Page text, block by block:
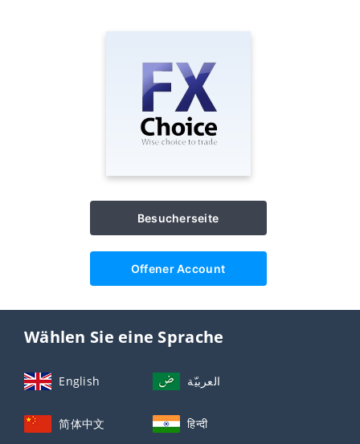
Besucherseite
Offener Account
Wählen Sie eine Sprache
English العربيّة
简体中文 हिन्दी